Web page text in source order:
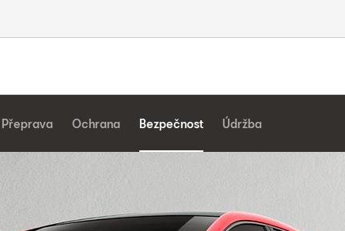
Přeprava Ochrana Bezpečnost Údržba